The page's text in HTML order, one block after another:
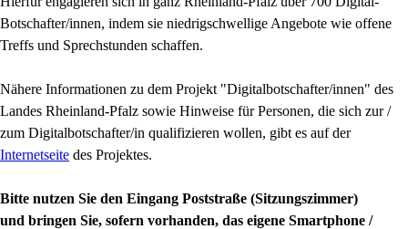
Botschafter/innen, indem sie niedrigschwellige Angebote wie offene
Treffs und Sprechstunden schaffen.
Nähere Informationen zu dem Projekt "Digitalbotschafter/innen" des
Landes Rheinland-Pfalz sowie Hinweise für Personen, die sich zur /
zum Digitalbotschafter/in qualifizieren wollen, gibt es auf der
Internetseite des Projektes.
Bitte nutzen Sie den Eingang Poststraße (Sitzungszimmer)
und bringen Sie, sofern vorhanden, das eigene Smartphone /